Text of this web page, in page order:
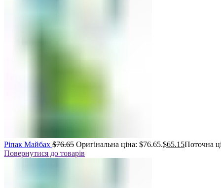
Ріпак Майбах $76.65 Оригінальна ціна: $76.65.$65.15Поточна
Повернутися до товарів